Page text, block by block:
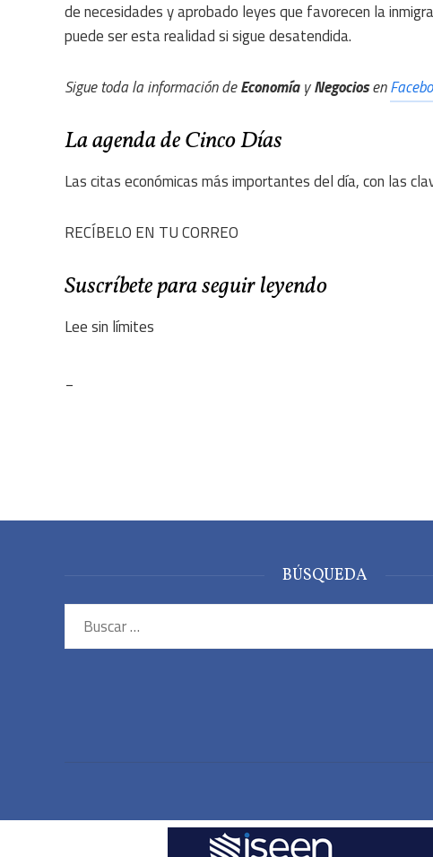
de necesidades y aprobado leyes que favorecen la
puede ser esta realidad si sigue desatendida.
Sigue toda la información deEconomíayNegociosen
La agenda de Cinco Días
Las citas económicas más importantes del día, con las
RECÍBELO EN TU CORREO
Suscríbete para seguir leyendo
Lee sin límites
BÚSQUEDA